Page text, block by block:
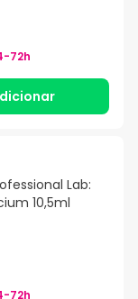
72h
Lab:
10,5ml
72h